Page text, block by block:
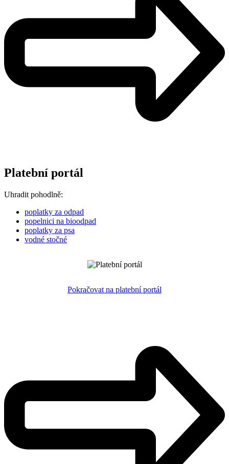
Platební portál
Uhradit pohodlně:
poplatky za odpad
popelnici na bioodpad
poplatky za psa
vodné stočné
Pokračovat na platební portál